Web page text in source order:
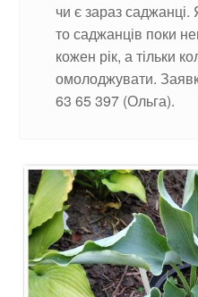
чи є зараз саджанці.
то саджанців поки
кожен рік, а тільки
омолоджувати.
63 65 397 (Ольга).